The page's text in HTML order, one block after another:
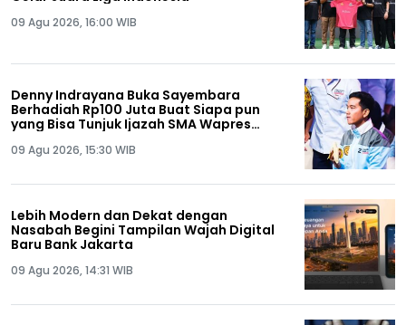
09 Agu 2026, 16:00 WIB
Denny Indrayana Buka Sayembara
Berhadiah Rp100 Juta Buat Siapa pun
yang Bisa Tunjuk Ijazah SMA Wapres
09 Agu 2026, 15:30 WIB
Lebih Modern dan Dekat dengan
Nasabah Begini Tampilan Wajah Digital
Baru Bank Jakarta
09 Agu 2026, 14:31 WIB